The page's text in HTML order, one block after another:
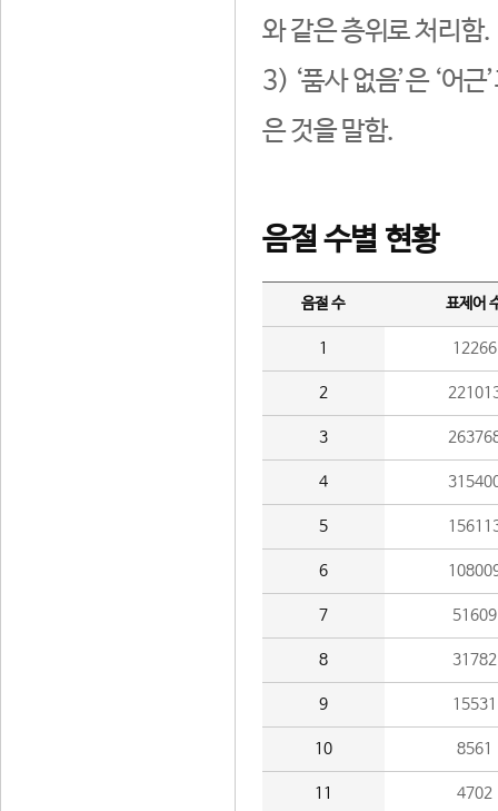
와 같은 층위로 처리함.
3) ‘품사 없음’은 ‘어
은 것을 말함.
음절 수별 현황
음절 수 표제어
1 12266
2
3
4
5
6
7 51609
8 31782
9 15531
10 8561
11 4702